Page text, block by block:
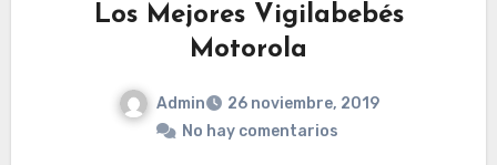
Los Mejores Vigilabebés
Motorola
Admin
26 noviembre, 2019
No hay comentarios